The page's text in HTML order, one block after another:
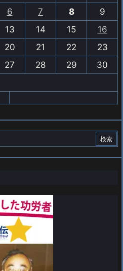
6 7 8
9
13 14 15
16
20 21 22
23
27 28 29
30